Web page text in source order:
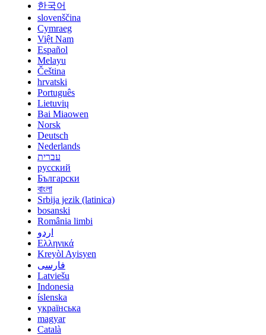
한국어
slovenščina
Cymraeg
Việt Nam
Español
Melayu
Čeština
hrvatski
Português
Lietuvių
Bai Miaowen
Norsk
Deutsch
Nederlands
עברית
русский
Български
বাংলা
Srbija jezik (latinica)
bosanski
România limbi
اردو
Ελληνικά
Kreyòl Ayisyen
فارسی
Latviešu
Indonesia
íslenska
українська
magyar
Català